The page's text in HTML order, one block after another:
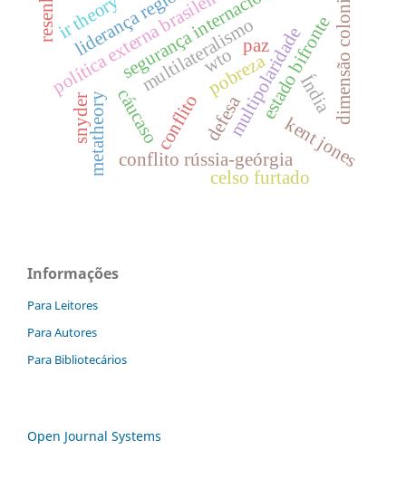
multipolaridade
multilateralismo
conflito defesa
paz
conflito rússia-geórgia
segurança internacional
cáucaso estado bifronte
política externa brasileira Índia dimensão colonial
pobreza
celso furtado
metatheory
ir theory
resenha
kent jones
wto
snyder
Informações
Para Leitores
Para Autores
Para Bibliotecários
Open Journal Systems